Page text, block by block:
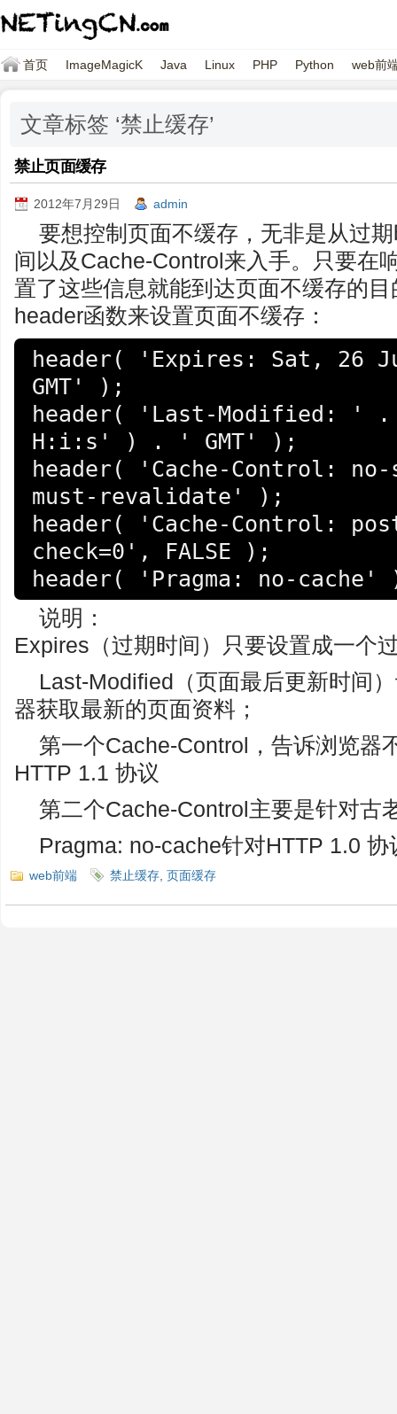
首页 ImageMagicK Java Linux PHP Python web前
文章标签 ‘禁止缓存’
禁止页面缓存
2012年7月29日 admin
要想控制页面不缓存，无非是从过
间以及Cache-Control来入手。只要在
置了这些信息就能到达页面不缓存的
header函数来设置页面不缓存：
header( 'Expires: Sat, 26
GMT' );
header( 'Last-Modified: ' .
H:i:s' ) . ' GMT' );
header( 'Cache-Control:
must-revalidate' );
header( 'Cache-Control:
check=0', FALSE );
header( 'Pragma: no-cache'
说明：
Expires（过期时间）只要设置成一个
Last-Modified（页面最后更新时间
器获取最新的页面资料；
第一个Cache-Control，告诉浏览器
HTTP 1.1 协议
第二个Cache-Control主要是针对古
Pragma: no-cache针对HTTP 1.0
web前端 禁止缓存 页面缓存